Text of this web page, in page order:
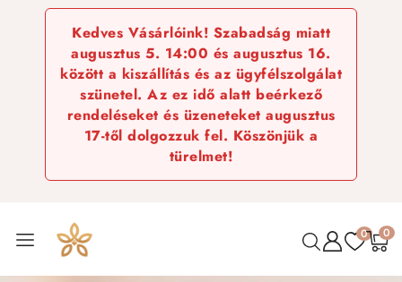
Kedves Vásárlóink! Szabadság miatt
augusztus 5. 14:00 és augusztus 16.
között a kiszállítás és az ügyfélszolgálat
szünetel. Az ez idő alatt beérkező
rendeléseket és üzeneteket augusztus
17-től dolgozzuk fel. Köszönjük a
türelmet!
0 0